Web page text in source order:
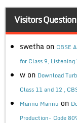
Visitors
swetha on CBSE
for Class 9,
w on Download
Class 11 and 12 ,
Mannu Mannu on
Production- Code